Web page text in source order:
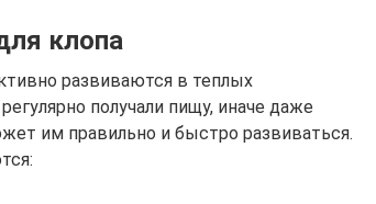
клопа
развиваются в теплых
получали пищу, иначе даже
им правильно и быстро развиваться.